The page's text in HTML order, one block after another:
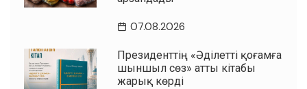
07.08.2026
Президенттің «Әділетті қоғамға
шыншыл сөз» атты кітабы
жарық көрді